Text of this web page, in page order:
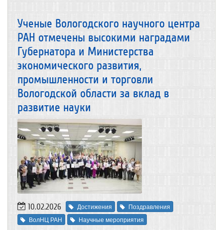
Ученые Вологодского научного центра
РАН отмечены высокими наградами
Губернатора и Министерства
экономического развития,
промышленности и торговли
Вологодской области за вклад в
развитие науки
10.02.2026 Достижения
Поздравления
ВолНЦ РАН
Научные мероприятия